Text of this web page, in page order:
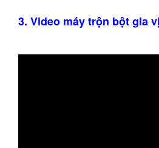
3. Video máy trộn bột gia